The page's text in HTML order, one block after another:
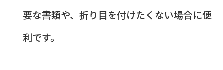
要な書類や、折り目を付けたくない場合に便
利です。